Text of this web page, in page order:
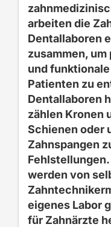
zahnmedizinis
arbeiten die
Dentallaboren
zusammen,
und
Patienten zu
Dentallaboren
zählen Kronen
Schienen oder
Zahnspangen
Fehlstellungen.
werden von
eigenes Labor
für Zahnärzte